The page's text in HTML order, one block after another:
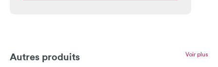
Autres produits Voir plus